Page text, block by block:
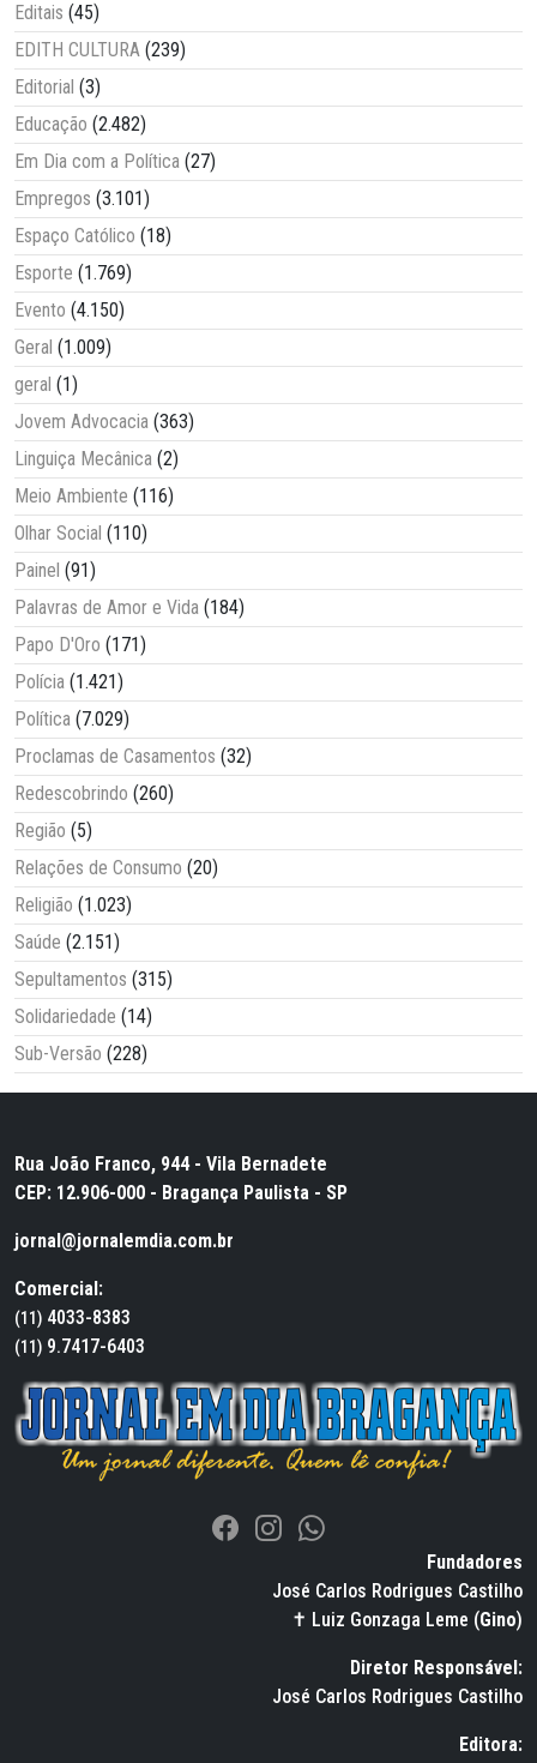
Editais (45)
EDITH CULTURA (239)
Editorial (3)
Educação (2.482)
Em Dia com a Política (27)
Empregos (3.101)
Espaço Católico (18)
Esporte (1.769)
Evento (4.150)
Geral (1.009)
geral (1)
Jovem Advocacia (363)
Linguiça Mecânica (2)
Meio Ambiente (116)
Olhar Social (110)
Painel (91)
Palavras de Amor e Vida (184)
Papo D'Oro (171)
Polícia (1.421)
Política (7.029)
Proclamas de Casamentos (32)
Redescobrindo (260)
Região (5)
Relações de Consumo (20)
Religião (1.023)
Saúde (2.151)
Sepultamentos (315)
Solidariedade (14)
Sub-Versão (228)
Rua João Franco, 944 - Vila Bernadete
CEP: 12.906-000 - Bragança Paulista - SP
jornal@jornalemdia.com.br
Comercial:
(11) 4033-8383
(11) 9.7417-6403
Fundadores
José Carlos Rodrigues Castilho
✝ Luiz Gonzaga Leme (Gino)
Diretor Responsável:
José Carlos Rodrigues Castilho
Editora: